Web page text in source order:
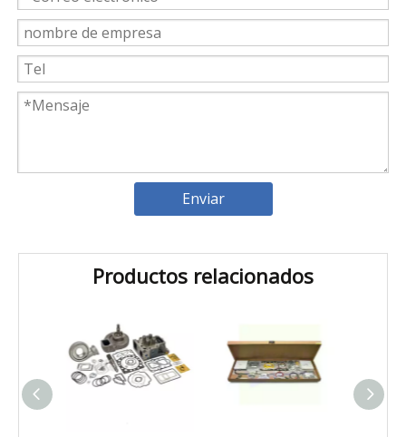
Weyeah Power celebra una cálida Navidad, ¡festejando juntos en esta temporada festiva!
Weyeah Power, 25 de diciembre de 2023 - En esta
Introducción a los cojinetes de biela Weyeah
Enviar
Productos relacionados